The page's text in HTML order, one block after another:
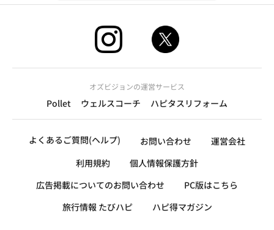
オズビジョンの運営サービス
Pollet ウェルスコーチ ハピタスリフォーム
よくあるご質問(ヘルプ) お問い合わせ
運営会社
利用規約
個人情報保護方針
広告掲載についてのお問い合わせ
PC版はこちら
旅行情報 たびハピ
ハピ得マガジン